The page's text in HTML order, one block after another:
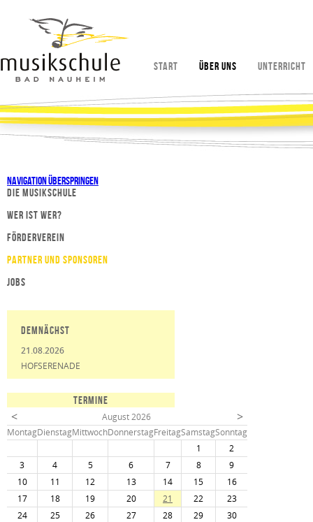
Start Über uns Unterricht
Navigation überspringen
Die Musikschule
Wer ist wer?
Förderverein
Partner und Sponsoren
Jobs
Demnächst
21.08.2026
HOFSERENADE
TERMINE
< August 2026 >
MontagDienstagMittwochDonnerstagFreitagSamstagSonntag
1
2
3
4 5 6 7 8
9
10
11 12 13 14 15
16
17
18 19 20 21 22
23
24
25 26 27 28 29
30